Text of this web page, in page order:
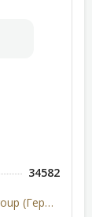
34582
Berlin-Chemie/Menarini Group (Германия)